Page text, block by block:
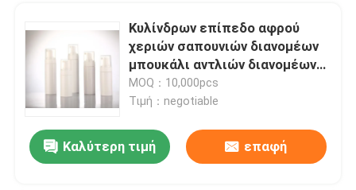
Κυλίνδρων επίπεδο αφρού
χεριών σαπουνιών διανομέων
μπουκάλι αντλιών διανομέων
σαπουνιών μπουκαλιών 100ml-
320ml αφρίζοντας
MOQ：10,000pcs
Τιμή：negotiable
Καλύτερη τιμή επαφή